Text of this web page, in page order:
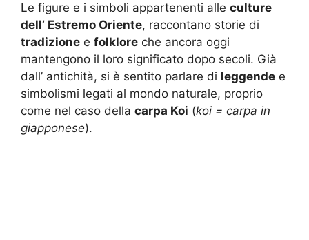
Le figure e i simboli appartenenti alle culture
dell’ Estremo Oriente, raccontano storie di
tradizione e folklore che ancora oggi
mantengono il loro significato dopo secoli. Già
dall’ antichità, si è sentito parlare di leggende e
simbolismi legati al mondo naturale, proprio
come nel caso della carpa Koi (koi = carpa in
giapponese).